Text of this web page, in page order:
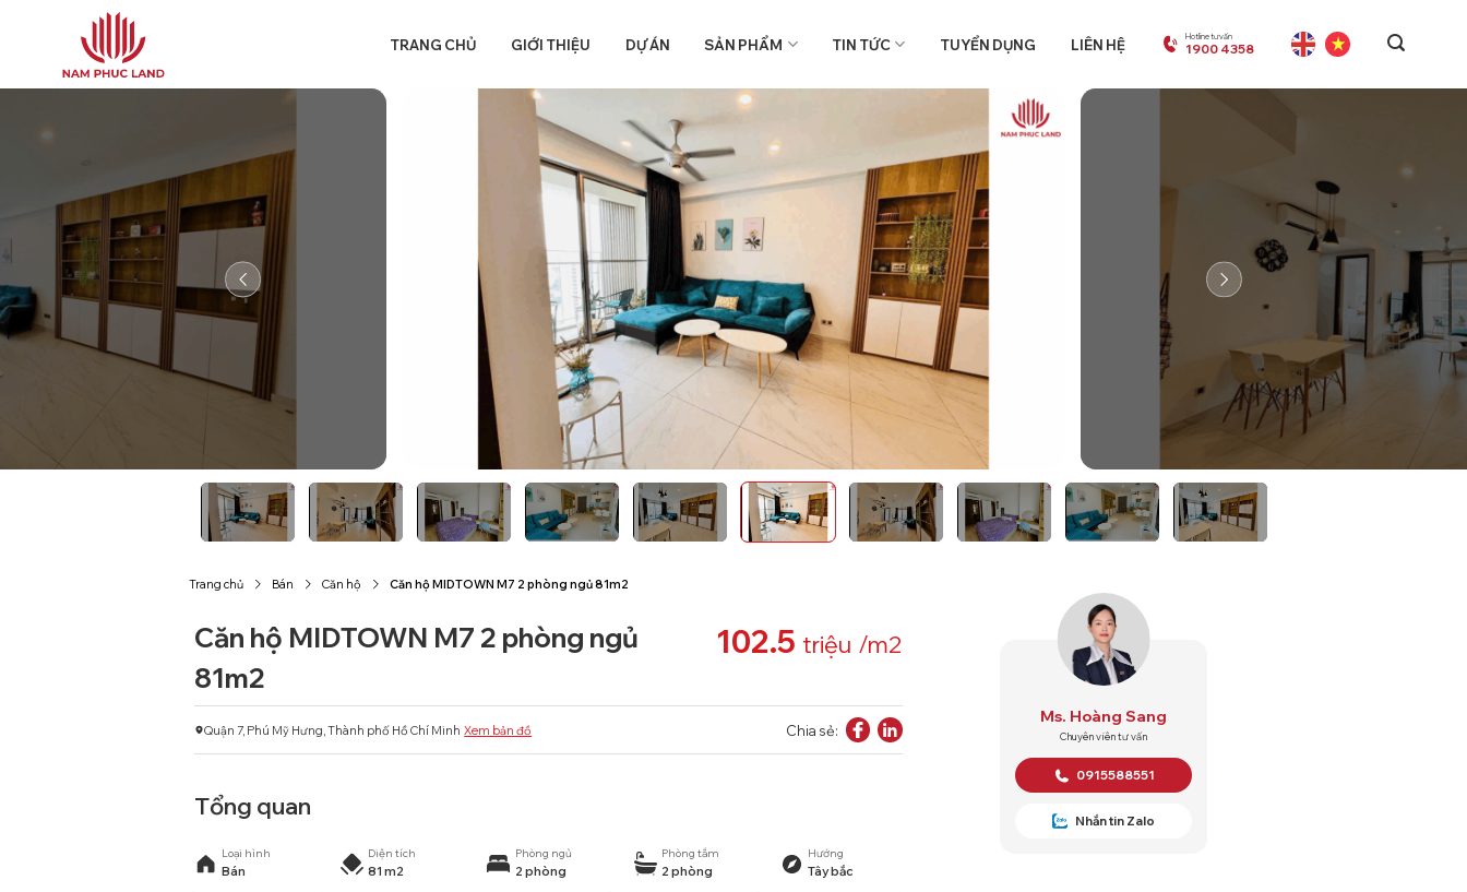
TRANG CHỦ GIỚI THIỆU DỰ ÁN SẢN PHẨM TIN TỨC TUYỂN DỤNG LIÊN HỆ Hotline tư vấn
1900 4358
Trang chủ Bán Căn hộ Căn hộ MIDTOWN M7 2 phòng ngủ 81m2
Căn hộ MIDTOWN M7 2 phòng ngủ
81m2
102.5 triệu /m2
Quận 7, Phú Mỹ Hưng, Thành phố Hồ Chí Minh Xem bản đồ Chia sẻ:
Tổng quan
Loại hình
Bán
Diện tích
81 m2
Phòng ngủ
2 phòng
Phòng tắm
2 phòng
Hướng
Tây bắc
Ms. Hoàng Sang
Chuyên viên tư vấn
0915588551
Nhắn tin Zalo